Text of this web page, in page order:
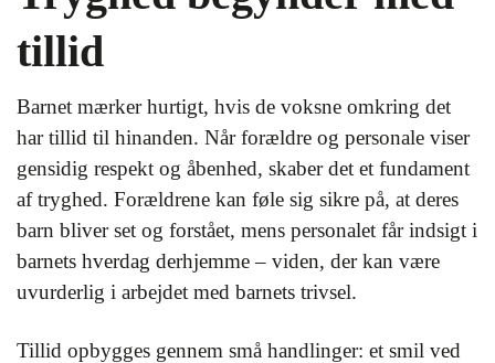
tillid
Barnet mærker hurtigt, hvis de voksne omkring det
har tillid til hinanden. Når forældre og personale viser
gensidig respekt og åbenhed, skaber det et fundament
af tryghed. Forældrene kan føle sig sikre på, at deres
barn bliver set og forstået, mens personalet får indsigt i
barnets hverdag derhjemme – viden, der kan være
uvurderlig i arbejdet med barnets trivsel.
Tillid opbygges gennem små handlinger: et smil ved